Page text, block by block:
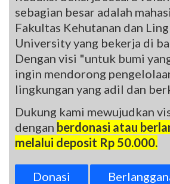
sebagian besar adalah
Fakultas Kehutanan dan
University yang bekerja di
Dengan visi "untuk bumi
ingin mendorong
lingkungan yang adil dan
Dukung kami mewujudkan
dengan berdonasi atau
melalui deposit Rp 50.000.
Donasi